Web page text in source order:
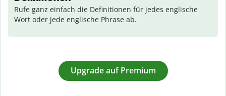
Rufe ganz einfach die Definitionen für jedes englische
Wort oder jede englische Phrase ab.
Upgrade auf Premium